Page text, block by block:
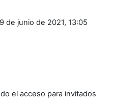
de junio de 2021, 13:05
el acceso para invitados